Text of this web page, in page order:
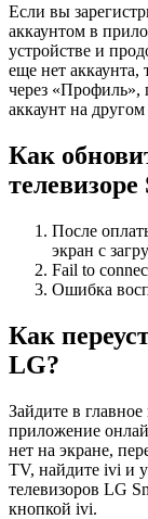
Если вы
аккаунтом в
устройстве и
еще нет аккаунта,
через «Профиль»,
аккаунт на другом
Как
телевизоре
После
экран с
Fail to
Ошибка
Как
LG?
Зайдите в
приложение
нет на экране,
TV, найдите ivi и
телевизоров LG
кнопкой ivi.